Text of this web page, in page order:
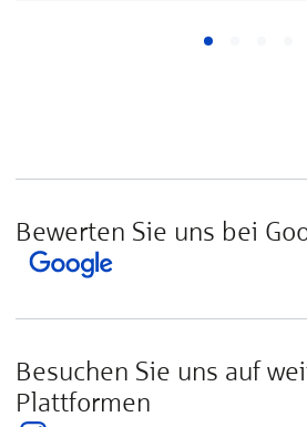
Bewerten Sie uns bei
Besuchen Sie uns auf
Plattformen